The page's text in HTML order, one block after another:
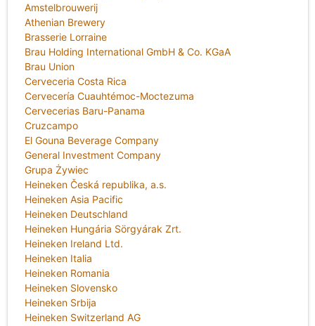
Amstelbrouwerij
Athenian Brewery
Brasserie Lorraine
Brau Holding International GmbH & Co. KGaA
Brau Union
Cerveceria Costa Rica
Cervecería Cuauhtémoc-Moctezuma
Cervecerias Baru-Panama
Cruzcampo
El Gouna Beverage Company
General Investment Company
Grupa Żywiec
Heineken Česká republika, a.s.
Heineken Asia Pacific
Heineken Deutschland
Heineken Hungária Sörgyárak Zrt.
Heineken Ireland Ltd.
Heineken Italia
Heineken Romania
Heineken Slovensko
Heineken Srbija
Heineken Switzerland AG